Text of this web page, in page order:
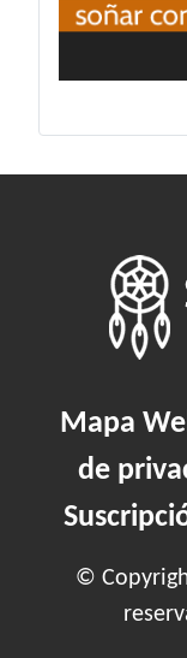
Mapa
de
©